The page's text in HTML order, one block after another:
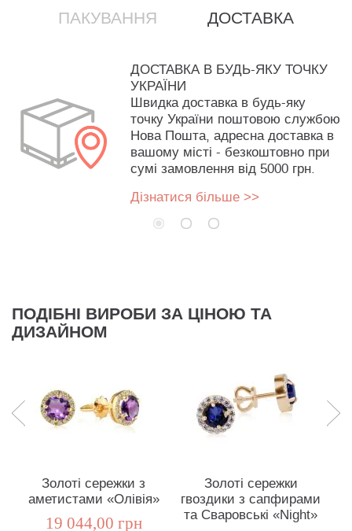
ПАКУВАННЯ ДОСТАВКА
ДОСТАВКА В БУДЬ-ЯКУ ТОЧКУ
УКРАЇНИ
Швидка доставка в будь-яку
точку України поштовою службою
Нова Пошта, адресна доставка в
вашому місті - безкоштовно при
сумі замовлення від 5000 грн.
Дізнатися більше >>
ПОДІБНІ ВИРОБИ ЗА ЦІНОЮ ТА
ДИЗАЙНОМ
Золоті сережки з
аметистами «Олівія»
19 044,00 грн
Золоті сережки
гвоздики з сапфирами
та Сваровські «Night»